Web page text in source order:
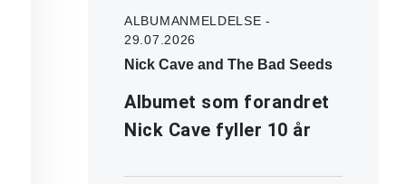
ALBUMANMELDELSE -
29.07.2026
Nick Cave and The Bad Seeds
Albumet som forandret
Nick Cave fyller 10 år